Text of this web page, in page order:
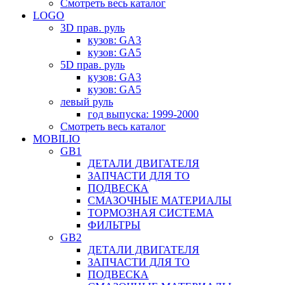
Смотреть весь каталог
LOGO
3D прав. руль
кузов: GA3
кузов: GA5
5D прав. руль
кузов: GA3
кузов: GA5
левый руль
год выпуска: 1999-2000
Смотреть весь каталог
MOBILIO
GB1
ДЕТАЛИ ДВИГАТЕЛЯ
ЗАПЧАСТИ ДЛЯ ТО
ПОДВЕСКА
СМАЗОЧНЫЕ МАТЕРИАЛЫ
ТОРМОЗНАЯ СИСТЕМА
ФИЛЬТРЫ
GB2
ДЕТАЛИ ДВИГАТЕЛЯ
ЗАПЧАСТИ ДЛЯ ТО
ПОДВЕСКА